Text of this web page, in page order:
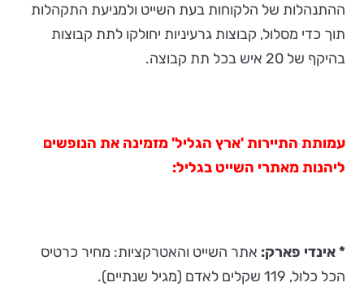
ההתנהלות של הלקוחות בעת השייט ולמניעת התקהלות
תוך כדי מסלול, קבוצות גרעיניות יחולקו לתת קבוצות
בהיקף של 20 איש בכל תת קבוצה.
עמותת התיירות 'ארץ הגליל' מזמינה את הנופשים
ליהנות מאתרי השייט בגליל:
* אינדי פארק: אתר השייט והאטרקציות: מחיר כרטיס
הכל כלול, 119 שקלים לאדם (מגיל שנתיים).